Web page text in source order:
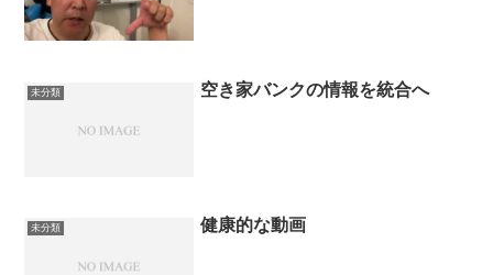
未分類 空き家バンクの情報を統合へ
未分類 健康的な動画